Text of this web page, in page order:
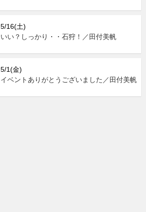
5/16(土)
いい？しっかり・・石狩！／田付美帆
5/1(金)
イベントありがとうございました／田付美帆